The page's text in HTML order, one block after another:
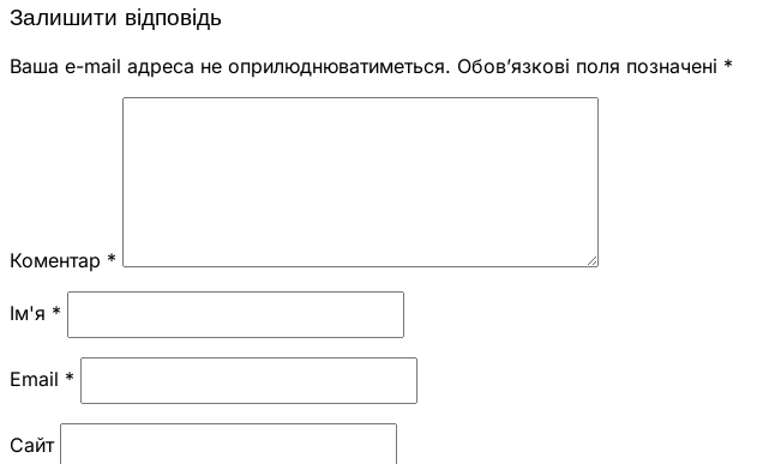
Залишити відповідь
Ваша e-mail адреса не оприлюднюватиметься. Обов’язкові поля позначені *
Коментар *
Ім'я *
Email *
Сайт